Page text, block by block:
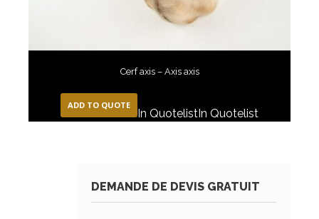
Cerf axis – Axis axis
ADD TO QUOTE
In QuotelistIn Quotelist
DEMANDE DE DEVIS GRATUIT